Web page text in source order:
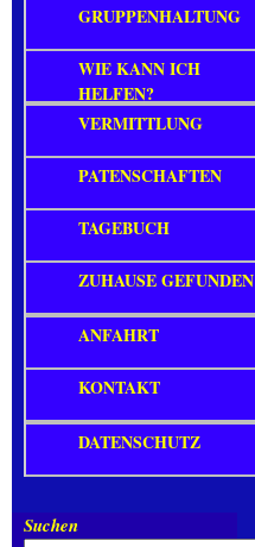
GRUPPENHALTUNG
WIE KANN ICH
HELFEN?
VERMITTLUNG
PATENSCHAFTEN
TAGEBUCH
ZUHAUSE GEFUNDEN
ANFAHRT
KONTAKT
DATENSCHUTZ
Suchen